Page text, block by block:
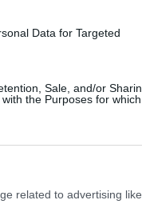
Data for Targeted
Sale, and/or
the Purposes for
related to advertising